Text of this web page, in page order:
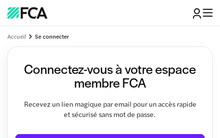
Accueil Se connecter
Connectez-vous à votre espace
membre FCA
Recevez un lien magique par email pour un accès rapide
et sécurisé sans mot de passe.